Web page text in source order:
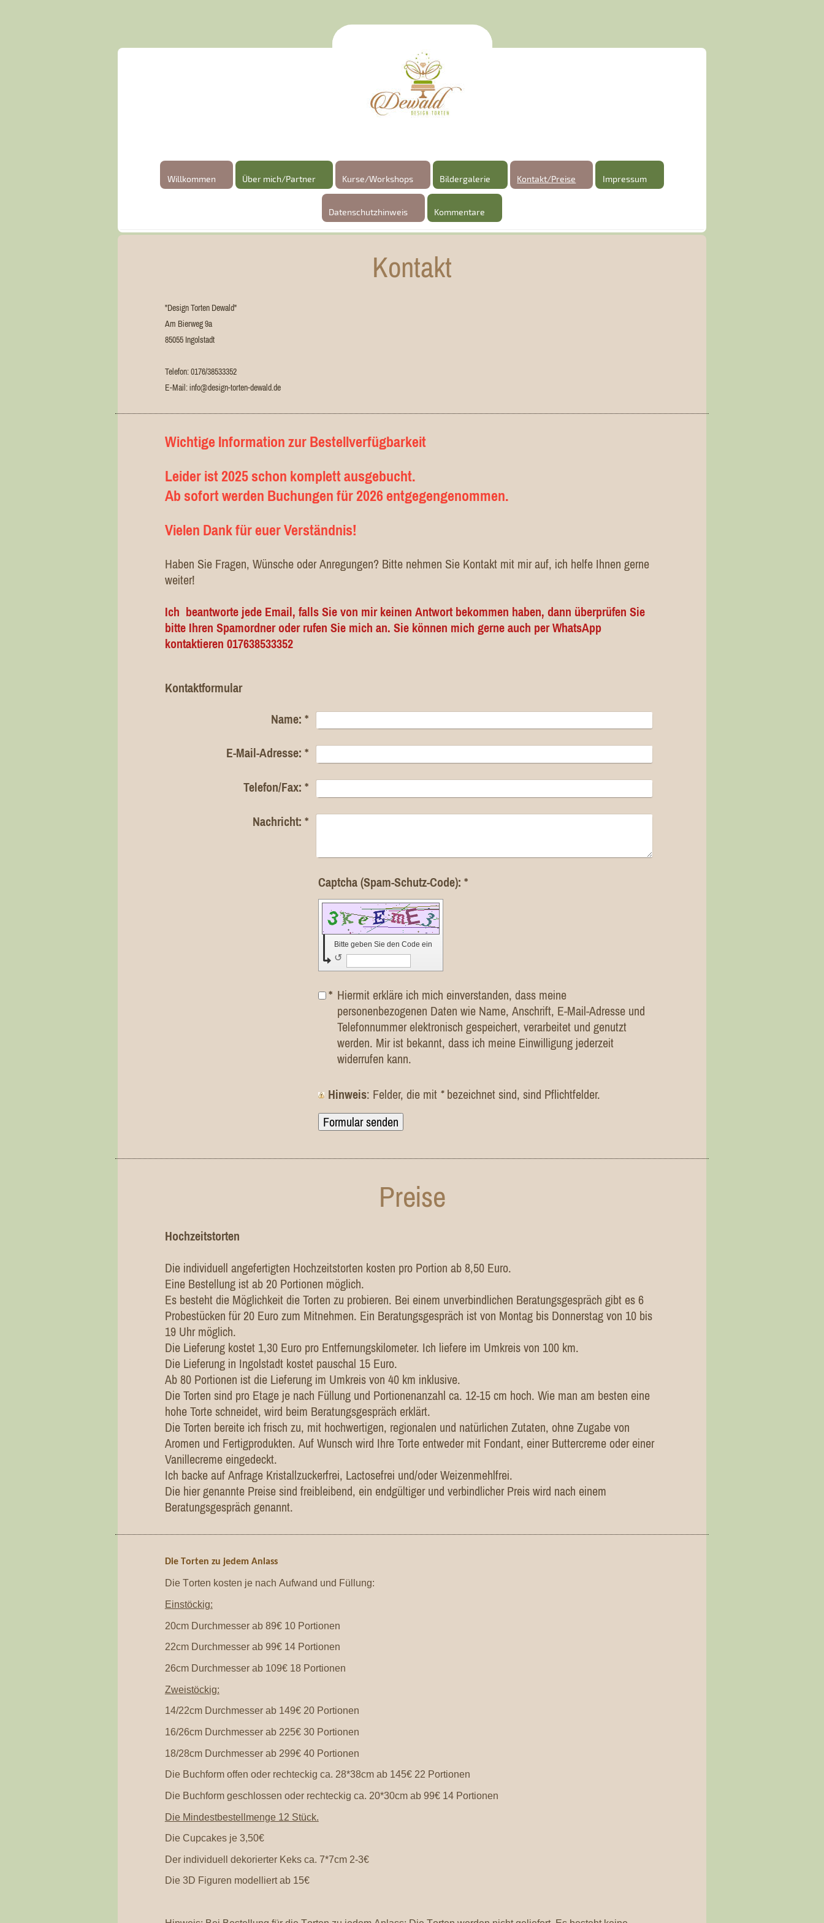
Willkommen Über mich/Partner Kurse/Workshops Bildergalerie Kontakt/Preise Impressum
Datenschutzhinweis Kommentare
Kontakt
"Design Torten Dewald"
Am Bierweg 9a
85055 Ingolstadt
Telefon: 0176/38533352
E-Mail: info@design-torten-dewald.de
Wichtige Information zur Bestellverfügbarkeit
Leider ist 2025 schon komplett ausgebucht.
Ab sofort werden Buchungen für 2026 entgegengenommen.
Vielen Dank für euer Verständnis!
Haben Sie Fragen, Wünsche oder Anregungen? Bitte nehmen Sie Kontakt mit mir auf, ich helfe Ihnen gerne
weiter!
Ich beantworte jede Email, falls Sie von mir keinen Antwort bekommen haben, dann überprüfen Sie
bitte Ihren Spamordner oder rufen Sie mich an. Sie können mich gerne auch per WhatsApp
kontaktieren 017638533352
Kontaktformular
Name: *
E-Mail-Adresse: *
Telefon/Fax: *
Nachricht: *
Captcha (Spam-Schutz-Code): *
Bitte geben Sie den Code ein
↺
* Hiermit erkläre ich mich einverstanden, dass meine
personenbezogenen Daten wie Name, Anschrift, E-Mail-Adresse und
Telefonnummer elektronisch gespeichert, verarbeitet und genutzt
werden. Mir ist bekannt, dass ich meine Einwilligung jederzeit
widerrufen kann.
Hinweis : Felder, die mit *bezeichnet sind, sind Pflichtfelder.
Preise
Hochzeitstorten
Die individuell angefertigten Hochzeitstorten kosten pro Portion ab 8,50 Euro.
Eine Bestellung ist ab 20 Portionen möglich.
Es besteht die Möglichkeit die Torten zu probieren. Bei einem unverbindlichen Beratungsgespräch gibt es 6
Probestücken für 20 Euro zum Mitnehmen. Ein Beratungsgespräch ist von Montag bis Donnerstag von 10 bis
19 Uhr möglich.
Die Lieferung kostet 1,30 Euro pro Entfernungskilometer. Ich liefere im Umkreis von 100 km.
Die Lieferung in Ingolstadt kostet pauschal 15 Euro.
Ab 80 Portionen ist die Lieferung im Umkreis von 40 km inklusive.
Die Torten sind pro Etage je nach Füllung und Portionenanzahl ca. 12-15 cm hoch. Wie man am besten eine
hohe Torte schneidet, wird beim Beratungsgespräch erklärt.
Die Torten bereite ich frisch zu, mit hochwertigen, regionalen und natürlichen Zutaten, ohne Zugabe von
Aromen und Fertigprodukten. Auf Wunsch wird Ihre Torte entweder mit Fondant, einer Buttercreme oder einer
Vanillecreme eingedeckt.
Ich backe auf Anfrage Kristallzuckerfrei, Lactosefrei und/oder Weizenmehlfrei.
Die hier genannte Preise sind freibleibend, ein endgültiger und verbindlicher Preis wird nach einem
Beratungsgespräch genannt.
Die Torten zu jedem Anlass
Die Torten kosten je nach Aufwand und Füllung:
Einstöckig:
20cm Durchmesser ab 89€ 10 Portionen
22cm Durchmesser ab 99€ 14 Portionen
26cm Durchmesser ab 109€ 18 Portionen
Zweistöckig:
14/22cm Durchmesser ab 149€ 20 Portionen
16/26cm Durchmesser ab 225€ 30 Portionen
18/28cm Durchmesser ab 299€ 40 Portionen
Die Buchform offen oder rechteckig ca. 28*38cm ab 145€ 22 Portionen
Die Buchform geschlossen oder rechteckig ca. 20*30cm ab 99€ 14 Portionen
Die Mindestbestellmenge 12 Stück.
Die Cupcakes je 3,50€
Der individuell dekorierter Keks ca. 7*7cm 2-3€
Die 3D Figuren modelliert ab 15€